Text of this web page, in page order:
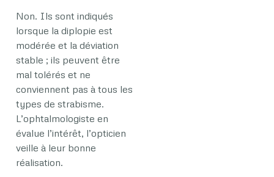
Non. Ils sont indiqués
lorsque la diplopie est
modérée et la déviation
stable ; ils peuvent être
mal tolérés et ne
conviennent pas à tous les
types de strabisme.
L’ophtalmologiste en
évalue l’intérêt, l’opticien
veille à leur bonne
réalisation.